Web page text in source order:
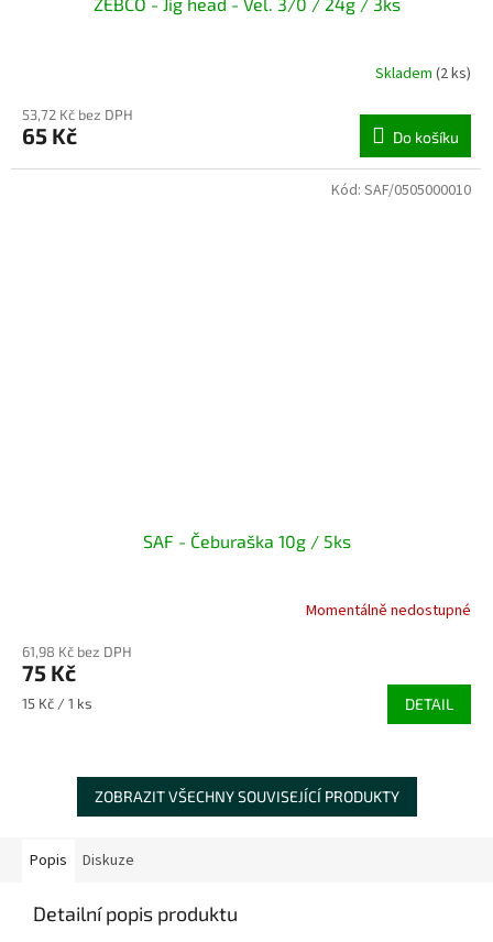
ZEBCO - Jig head - Vel. 3/0 / 24g / 3ks
Skladem (2 ks)
53,72 Kč bez DPH
65 Kč Do košíku
SAF - Čeburaška 10g / 5ks
Momentálně nedostupné
61,98 Kč bez DPH
75 Kč
Měrná
15 Kč / 1 ks DETAIL
Kód: SAF/0505000010
ZOBRAZIT VŠECHNY SOUVISEJÍCÍ PRODUKTY
Popis Diskuze
Detailní popis produktu